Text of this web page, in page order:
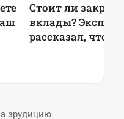
Стоит ли
вклады? Эксперт
рассказал, что
эрудицию